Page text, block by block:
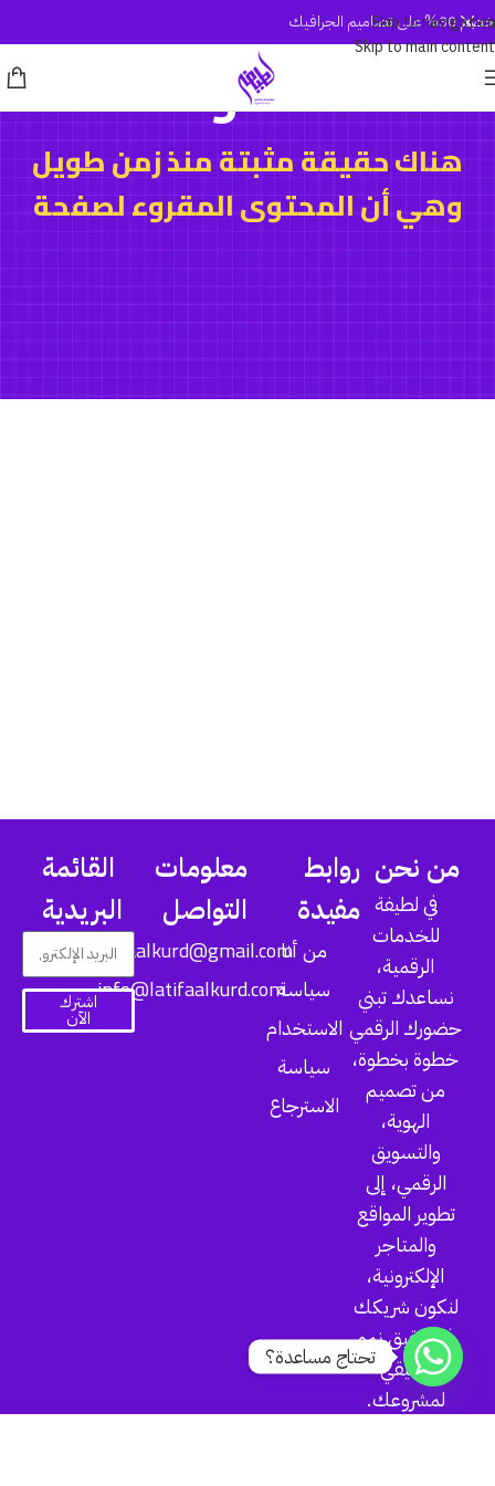
Skip to navigation
Skip to main content
خصم 30% على تصاميم الجرافيك
المدونة
هناك حقيقة مثبتة منذ زمن طويل
وهي أن المحتوى المقروء لصفحة
من نحن
في لطيفة
للخدمات
الرقمية،
نساعدك تبني
حضورك الرقمي
خطوة بخطوة،
من تصميم
الهوية،
والتسويق
الرقمي، إلى
تطوير المواقع
والمتاجر
الإلكترونية،
لنكون شريكك
في تحقيق نمو
حقيقي
لمشروعك.
روابط
مفيدة
من أنا
سياسة
الاستخدام
سياسة
الاسترجاع
معلومات
التواصل
latifaalkurd@gmail.com
info@latifaalkurd.com
القائمة
البريدية
اشترك
الآن
تحتاج مساعدة؟